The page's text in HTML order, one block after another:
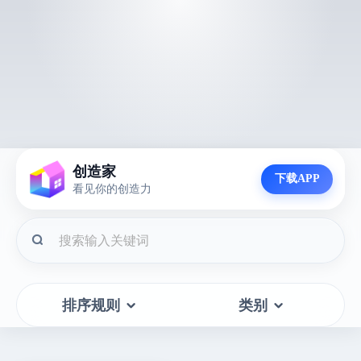
创造家
看见你的创造力
下载APP
排序规则 类别